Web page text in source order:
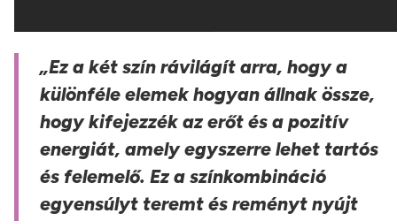
„Ez a két szín rávilágít arra, hogy a
különféle elemek hogyan állnak össze,
hogy kifejezzék az erőt és a pozitív
energiát, amely egyszerre lehet tartós
és felemelő. Ez a színkombináció
egyensúlyt teremt és reményt nyújt